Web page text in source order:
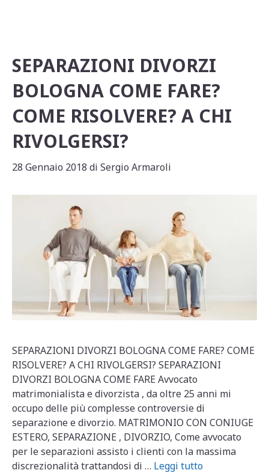
SEPARAZIONI DIVORZI
BOLOGNA COME FARE?
COME RISOLVERE? A CHI
RIVOLGERSI?
28 Gennaio 2018 di Sergio Armaroli
SEPARAZIONI DIVORZI BOLOGNA COME FARE? COME
RISOLVERE? A CHI RIVOLGERSI? SEPARAZIONI
DIVORZI BOLOGNA COME FARE Avvocato
matrimonialista e divorzista , da oltre 25 anni mi
occupo delle più complesse controversie di
separazione e divorzio. MATRIMONIO CON CONIUGE
ESTERO, SEPARAZIONE , DIVORZIO, Come avvocato
per le separazioni assisto i clienti con la massima
discrezionalità trattandosi di … Leggi tutto